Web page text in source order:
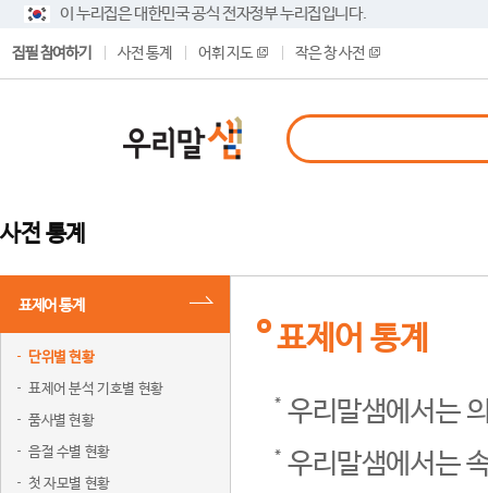
이 누리집은 대한민국 공식 전자정부 누리집입니다.
집필 참여하기 사전 통계 어휘 지도 작은 창 사전
사전 통계
표제어 통계
단위별 현황
표제어 분석 기호별 현황
품사별 현황
음절 수별 현황
첫 자모별 현황
표제어 통계
우리말샘에서는
우리말샘에서는